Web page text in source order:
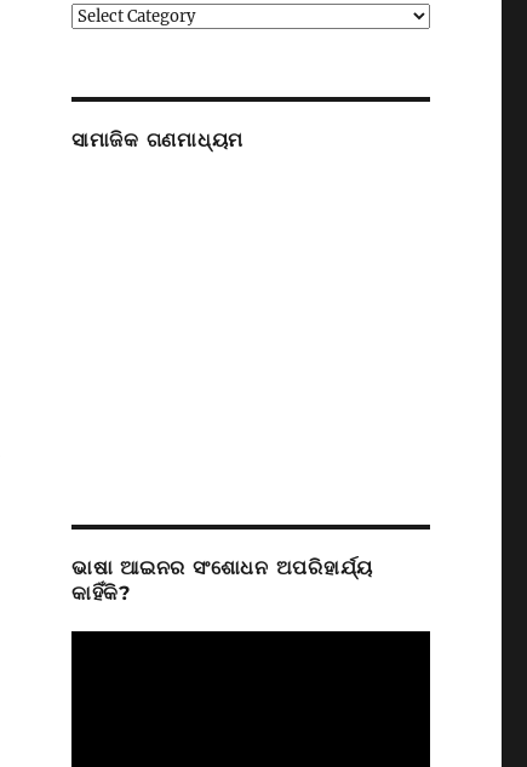
ବିଭାଗ
ସାମାଜିକ ଗଣମାଧ୍ୟମ
ଭାଷା ଆଇନର ସଂଶୋଧନ ଅପରିହାର୍ଯ୍ୟ
କାହିଁକି?